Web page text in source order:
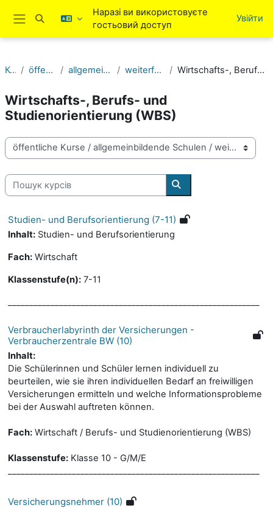
Перейти до головного вмісту
Бокова панель
Переключити введення пошуку
Наразі ви використовуєте
гостьовий доступ
Увійти
Курси öffentliche Kurse allgemeinbildende Schulen weiterführende Schulen Wirtschafts-, Berufs- und Studienorientierung (WBS)
Wirtschafts-, Berufs- und
Studienorientierung (WBS)
Категорії курсів
Пошук курсів
Пошук курсів
Studien- und Berufsorientierung (7-11)
Inhalt: Studien- und Berufsorientierung
Fach: Wirtschaft
Klassenstufe(n): 7-11
Verbraucherlabyrinth der Versicherungen -
Verbraucherzentrale BW (10)
Inhalt:
Die Schülerinnen und Schüler lernen individuell zu
beurteilen, wie sie ihren individuellen Bedarf an freiwilligen
Versicherungen ermitteln und welche Informationsprobleme
bei der Auswahl auftreten können.
Fach: Wirtschaft / Berufs- und Studienorientierung (WBS)
Klassenstufe: Klasse 10 - G/M/E
Versicherungsnehmer (10)